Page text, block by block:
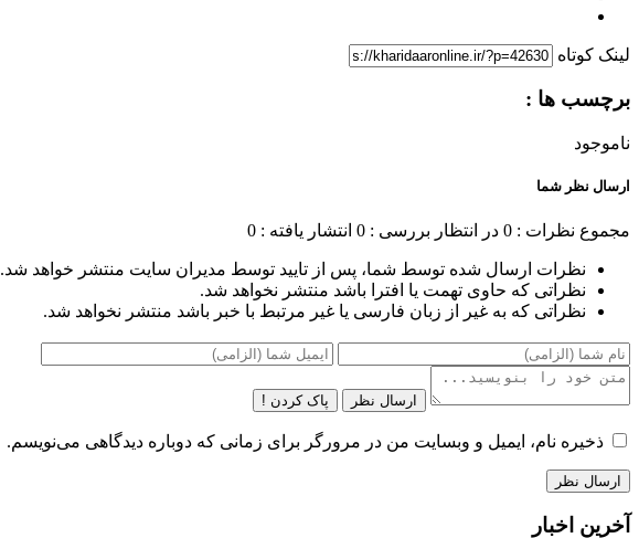
لینک کوتاه
برچسب ها :
ناموجود
ارسال نظر شما
مجموع نظرات : 0 در انتظار بررسی : 0 انتشار یافته : 0
نظرات ارسال شده توسط شما، پس از تایید توسط مدیران سایت منتشر خواهد شد.
نظراتی که حاوی تهمت یا افترا باشد منتشر نخواهد شد.
نظراتی که به غیر از زبان فارسی یا غیر مرتبط با خبر باشد منتشر نخواهد شد.
ارسال نظر پاک کردن !
ذخیره نام، ایمیل و وبسایت من در مرورگر برای زمانی که دوباره دیدگاهی می‌نویسم.
آخرین اخبار